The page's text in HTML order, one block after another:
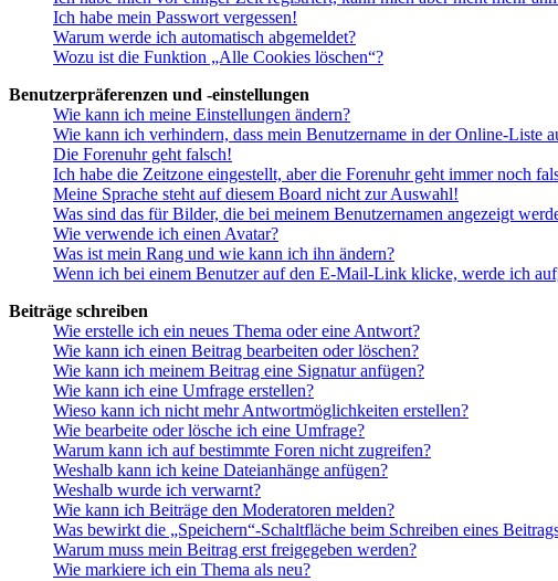
Ich habe mein Passwort vergessen!
Warum werde ich automatisch abgemeldet?
Wozu ist die Funktion „Alle Cookies löschen“?
Benutzerpräferenzen und -einstellungen
Wie kann ich meine Einstellungen ändern?
Wie kann ich verhindern, dass mein Benutzername in der Online-Liste
Die Forenuhr geht falsch!
Ich habe die Zeitzone eingestellt, aber die Forenuhr geht immer noch
Meine Sprache steht auf diesem Board nicht zur Auswahl!
Was sind das für Bilder, die bei meinem Benutzernamen angezeigt
Wie verwende ich einen Avatar?
Was ist mein Rang und wie kann ich ihn ändern?
Wenn ich bei einem Benutzer auf den E-Mail-Link klicke, werde ich
Beiträge schreiben
Wie erstelle ich ein neues Thema oder eine Antwort?
Wie kann ich einen Beitrag bearbeiten oder löschen?
Wie kann ich meinem Beitrag eine Signatur anfügen?
Wie kann ich eine Umfrage erstellen?
Wieso kann ich nicht mehr Antwortmöglichkeiten erstellen?
Wie bearbeite oder lösche ich eine Umfrage?
Warum kann ich auf bestimmte Foren nicht zugreifen?
Weshalb kann ich keine Dateianhänge anfügen?
Weshalb wurde ich verwarnt?
Wie kann ich Beiträge den Moderatoren melden?
Was bewirkt die „Speichern“-Schaltfläche beim Schreiben eines
Warum muss mein Beitrag erst freigegeben werden?
Wie markiere ich ein Thema als neu?